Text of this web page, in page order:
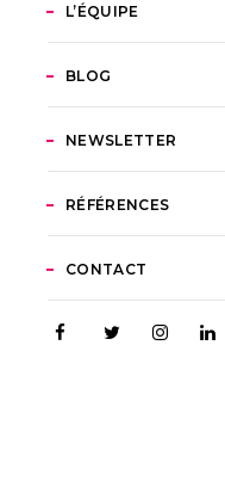
L’ÉQUIPE
BLOG
NEWSLETTER
RÉFÉRENCES
CONTACT